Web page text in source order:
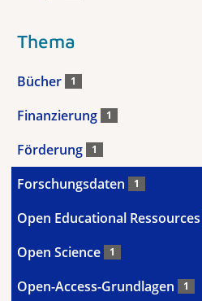
Thema
Bücher 1
Finanzierung 1
Förderung 1
Forschungsdaten 1
Open Educational Ressources
Open Science 1
Open-Access-Grundlagen 1